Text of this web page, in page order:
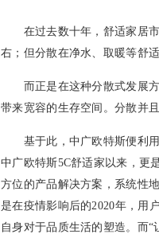
在过去数十年，舒适家居市
右；但分散在净水、取暖等舒
而正是在这种分散式发展方
带来宽容的生存空间。分散并
基于此，中广欧特斯便利用
中广欧特斯5C舒适家以来，更
方位的产品解决方案，系统性
是在疫情影响后的2020年，用
自身对于品质生活的塑造。而